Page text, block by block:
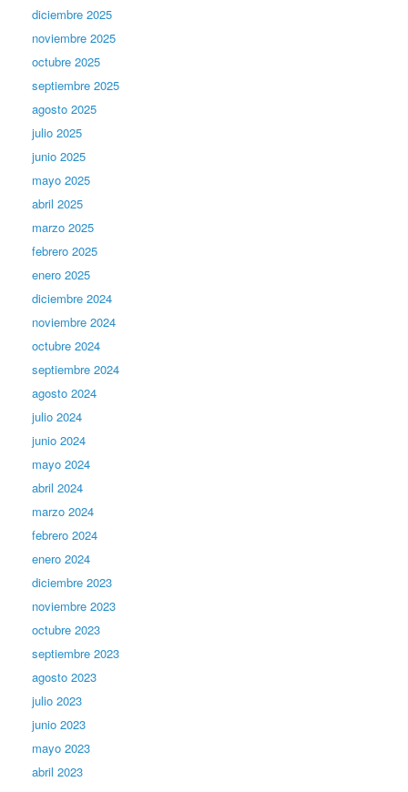
diciembre 2025
noviembre 2025
octubre 2025
septiembre 2025
agosto 2025
julio 2025
junio 2025
mayo 2025
abril 2025
marzo 2025
febrero 2025
enero 2025
diciembre 2024
noviembre 2024
octubre 2024
septiembre 2024
agosto 2024
julio 2024
junio 2024
mayo 2024
abril 2024
marzo 2024
febrero 2024
enero 2024
diciembre 2023
noviembre 2023
octubre 2023
septiembre 2023
agosto 2023
julio 2023
junio 2023
mayo 2023
abril 2023